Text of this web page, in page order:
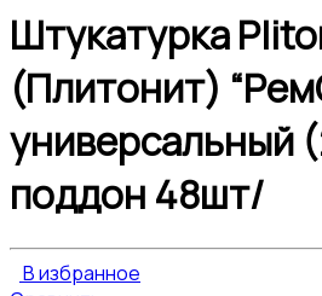
Штукатурка
(Плитонит)
универсальный
поддон 48шт/
В избранное